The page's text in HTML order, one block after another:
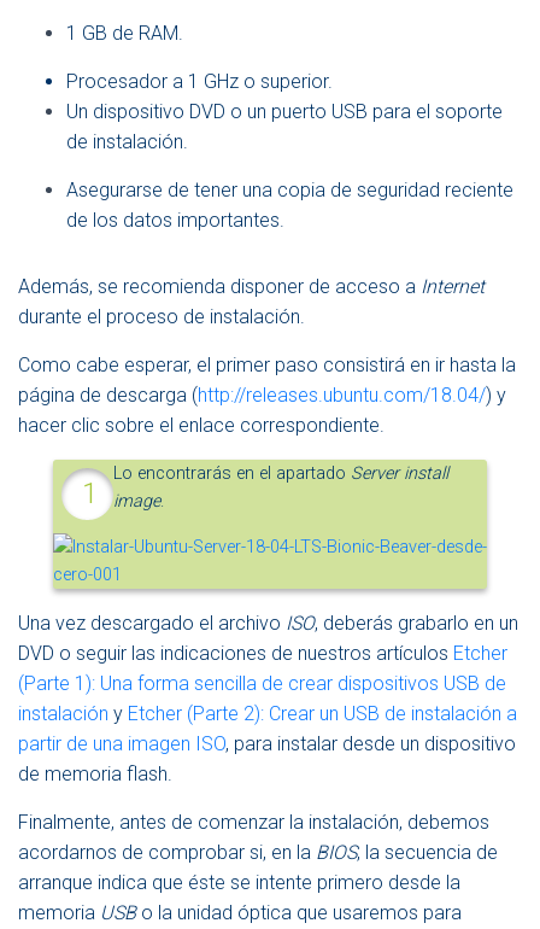
1 GB de RAM.
Procesador a 1 GHz o superior.
Un dispositivo DVD o un puerto USB para el soporte
de instalación.
Asegurarse de tener una copia de seguridad reciente
de los datos importantes.
Además, se recomienda disponer de acceso a Internet
durante el proceso de instalación.
Como cabe esperar, el primer paso consistirá en ir hasta la
página de descarga (http://releases.ubuntu.com/18.04/) y
hacer clic sobre el enlace correspondiente.
Lo encontrarás en el apartado Server install
image.
Una vez descargado el archivo ISO, deberás grabarlo en un
DVD o seguir las indicaciones de nuestros artículos Etcher
(Parte 1): Una forma sencilla de crear dispositivos USB de
instalación y Etcher (Parte 2): Crear un USB de instalación a
partir de una imagen ISO, para instalar desde un dispositivo
de memoria flash.
Finalmente, antes de comenzar la instalación, debemos
acordarnos de comprobar si, en la BIOS, la secuencia de
arranque indica que éste se intente primero desde la
memoria USBo la unidad óptica que usaremos para